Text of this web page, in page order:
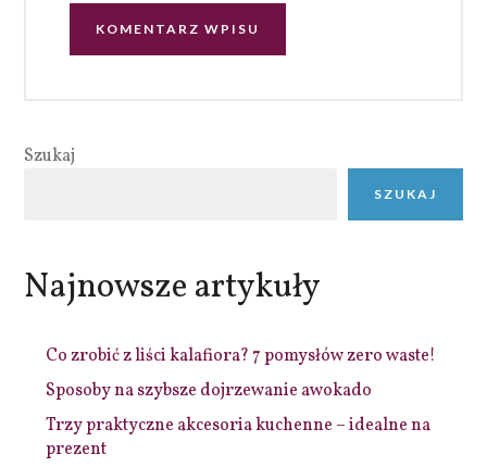
Szukaj
SZUKAJ
Najnowsze artykuły
Co zrobić z liści kalafiora? 7 pomysłów zero waste!
Sposoby na szybsze dojrzewanie awokado
Trzy praktyczne akcesoria kuchenne – idealne na
prezent